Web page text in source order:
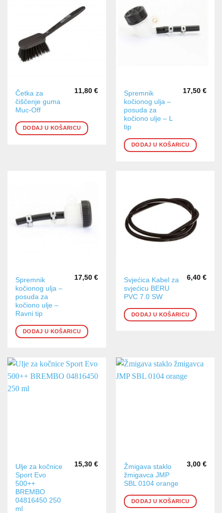
Četka za
čiščenje guma
Muc-Off
11,80 €
DODAJ U KOŠARICU
Spremnik
kočionog ulja –
posuda za
kočiono ulje – L
tip
17,50 €
DODAJ U KOŠARICU
Spremnik
kočionog ulja –
posuda za
kočiono ulje –
Ravni tip
17,50 €
DODAJ U KOŠARICU
Svjećica Kabel za
svjećicu BERU
PVC 7.0 SW
6,40 €
DODAJ U KOŠARICU
Ulje za kočnice
Sport Evo
500++
BREMBO
04816450 250
ml
15,30 €
Žmigava staklo
žmigavca JMP
SBL 0104 orange
3,00 €
DODAJ U KOŠARICU